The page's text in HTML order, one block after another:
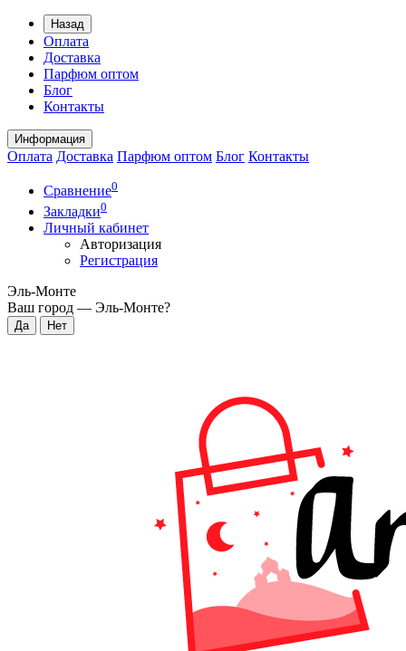
Назад
Оплата
Доставка
Парфюм оптом
Блог
Контакты
Информация
Оплата Доставка Парфюм оптом Блог Контакты
Сравнение0
Закладки0
Личный кабинет
Авторизация
Регистрация
Эль-Монте
Ваш город — Эль-Монте?